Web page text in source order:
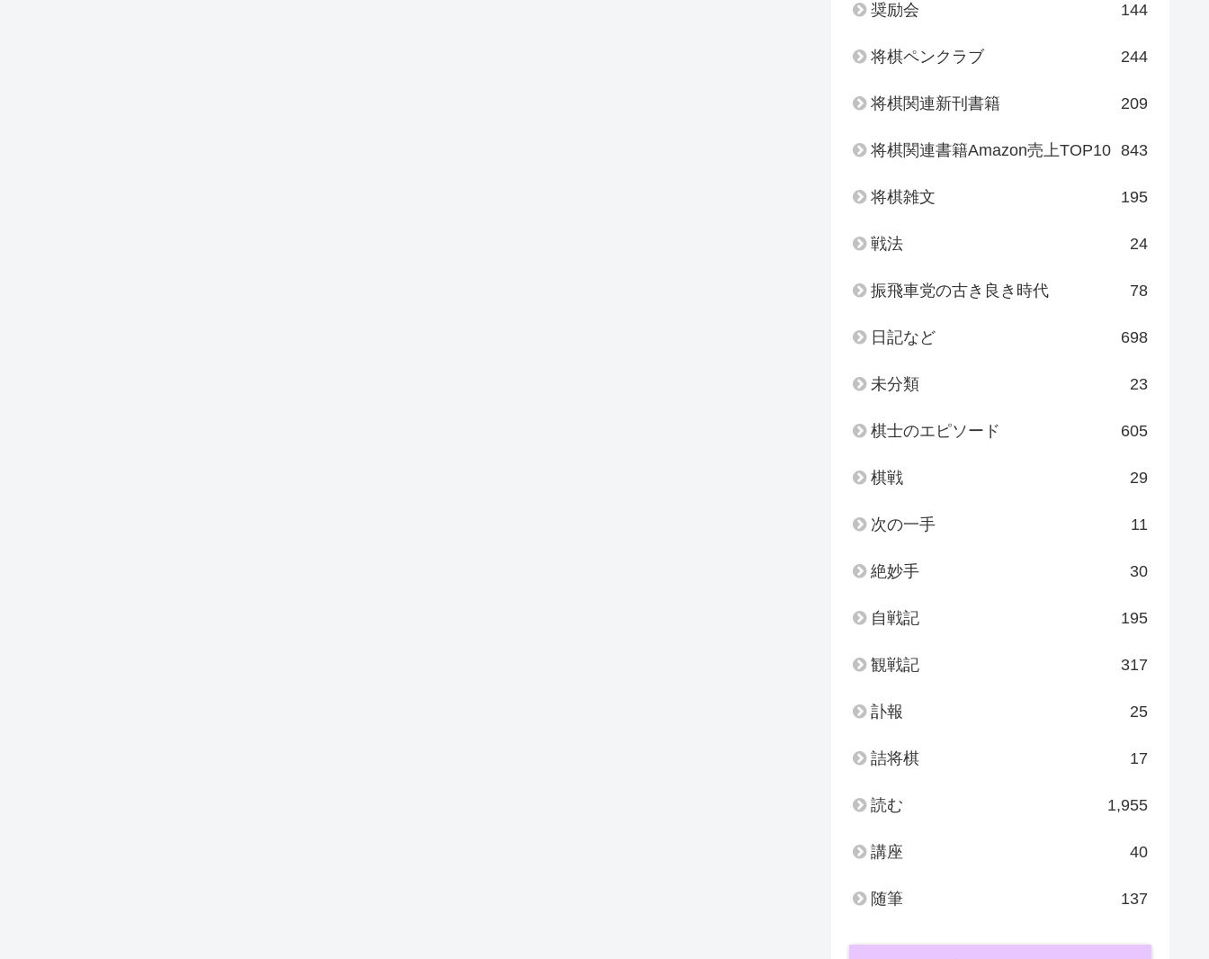
奨励会 144
将棋ペンクラブ 244
将棋関連新刊書籍 209
将棋関連書籍Amazon売上TOP10 843
将棋雑文 195
戦法 24
振飛車党の古き良き時代 78
日記など 698
未分類 23
棋士のエピソード 605
棋戦 29
次の一手 11
絶妙手 30
自戦記 195
観戦記 317
訃報 25
詰将棋 17
読む 1,955
講座 40
随筆 137